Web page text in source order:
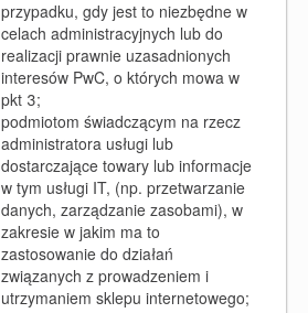
przypadku, gdy jest to niezbędne w
celach administracyjnych lub do
realizacji prawnie uzasadnionych
interesów PwC, o których mowa w
pkt 3;
podmiotom świadczącym na rzecz
administratora usługi lub
dostarczające towary lub informacje
w tym usługi IT, (np. przetwarzanie
danych, zarządzanie zasobami), w
zakresie w jakim ma to
zastosowanie do działań
związanych z prowadzeniem i
utrzymaniem sklepu internetowego;